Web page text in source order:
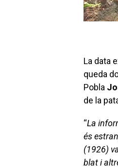
La data
queda
Pobla
de la
“La
és
(1926)
blat i